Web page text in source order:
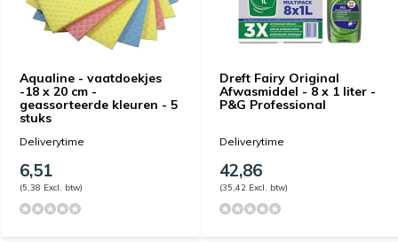
Aqualine - vaatdoekjes
-18 x 20 cm -
geassorteerde kleuren - 5
stuks
Deliverytime
6,51
(5,38 Excl. btw)
Dreft Fairy Original
Afwasmiddel - 8 x 1 liter -
P&G Professional
Deliverytime
42,86
(35,42 Excl. btw)